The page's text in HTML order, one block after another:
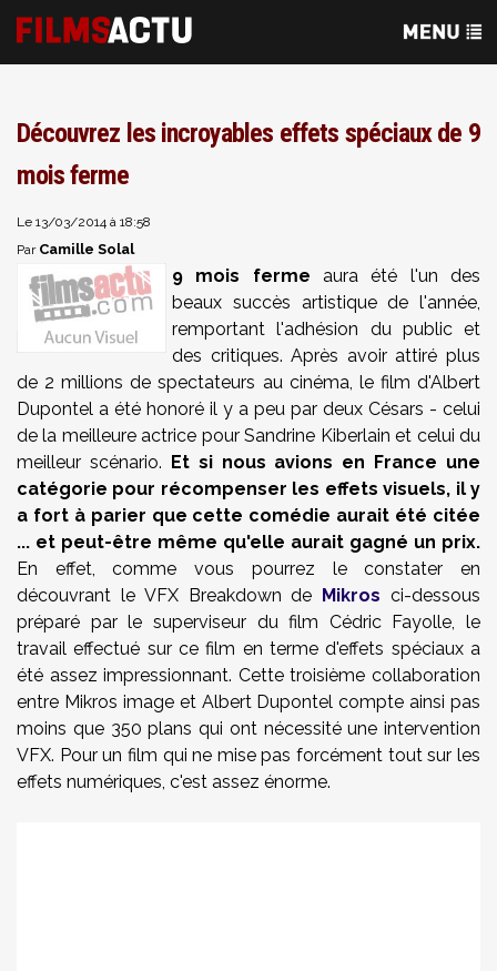
Découvrez les incroyables effets spéciaux de 9
mois ferme
Le 13/03/2014 à 18:58
Par Camille Solal
9 mois ferme aura été l'un des
beaux succès artistique de l'année,
remportant l'adhésion du public et
des critiques. Après avoir attiré plus
de 2 millions de spectateurs au cinéma, le film d'Albert
Dupontel a été honoré il y a peu par deux Césars - celui
de la meilleure actrice pour Sandrine Kiberlain et celui du
meilleur scénario. Et si nous avions en France une
catégorie pour récompenser les effets visuels, il y
a fort à parier que cette comédie aurait été citée
... et peut-être même qu'elle aurait gagné un prix.
En effet, comme vous pourrez le constater en
découvrant le VFX Breakdown de Mikros ci-dessous
préparé par le superviseur du film Cédric Fayolle, le
travail effectué sur ce film en terme d'effets spéciaux a
été assez impressionnant. Cette troisième collaboration
entre Mikros image et Albert Dupontel compte ainsi pas
moins que 350 plans qui ont nécessité une intervention
VFX. Pour un film qui ne mise pas forcément tout sur les
effets numériques, c'est assez énorme.